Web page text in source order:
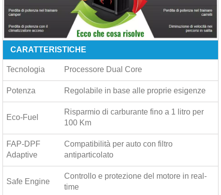
CARATTERISTICHE
Tecnologia Processore Dual Core
Potenza Regolabile in base alle proprie esigenze
Eco-Fuel
Risparmio di carburante fino a 1 litro per
100 Km
FAP-DPF
Adaptive
Compatibilità per auto con filtro
antiparticolato
Safe Engine
Controllo e protezione del motore in real-
time